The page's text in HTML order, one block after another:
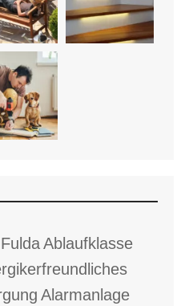
Ablaufklasse
Alarmanlage